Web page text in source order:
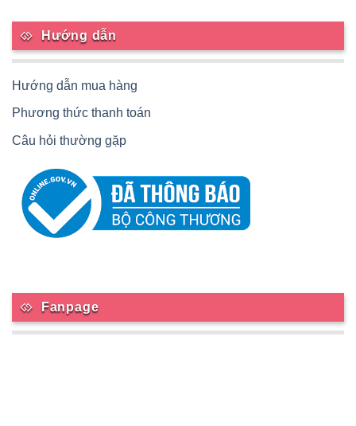
Hướng dẫn
Hướng dẫn mua hàng
Phương thức thanh toán
Câu hỏi thường gặp
Fanpage